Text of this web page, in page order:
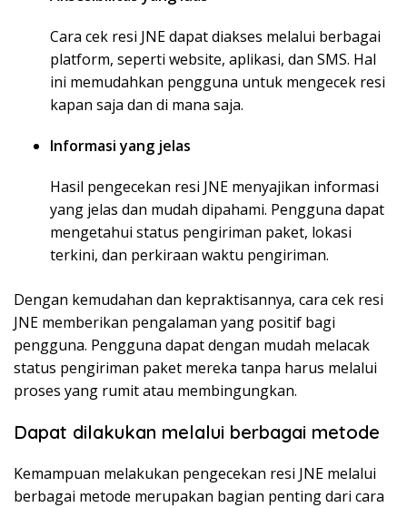
Cara cek resi JNE dapat diakses melalui berbagai
platform, seperti website, aplikasi, dan SMS. Hal
ini memudahkan pengguna untuk mengecek resi
kapan saja dan di mana saja.
Informasi yang jelas
Hasil pengecekan resi JNE menyajikan informasi
yang jelas dan mudah dipahami. Pengguna dapat
mengetahui status pengiriman paket, lokasi
terkini, dan perkiraan waktu pengiriman.
Dengan kemudahan dan kepraktisannya, cara cek resi
JNE memberikan pengalaman yang positif bagi
pengguna. Pengguna dapat dengan mudah melacak
status pengiriman paket mereka tanpa harus melalui
proses yang rumit atau membingungkan.
Dapat dilakukan melalui berbagai metode
Kemampuan melakukan pengecekan resi JNE melalui
berbagai metode merupakan bagian penting dari cara